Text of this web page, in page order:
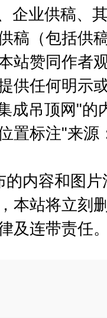
企业供稿、
稿（包括供
站赞同作者
供任何明示
成吊顶网"的
置标注"来
的内容和图
本站将立刻
及连带责任